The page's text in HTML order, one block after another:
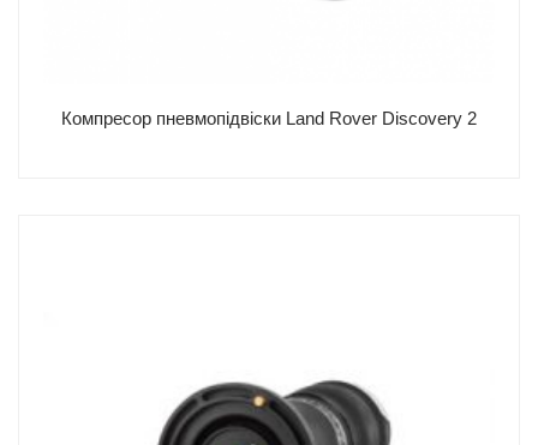
Компресор пневмопідвіски Land Rover Discovery 2
Умовиповерненнятовару